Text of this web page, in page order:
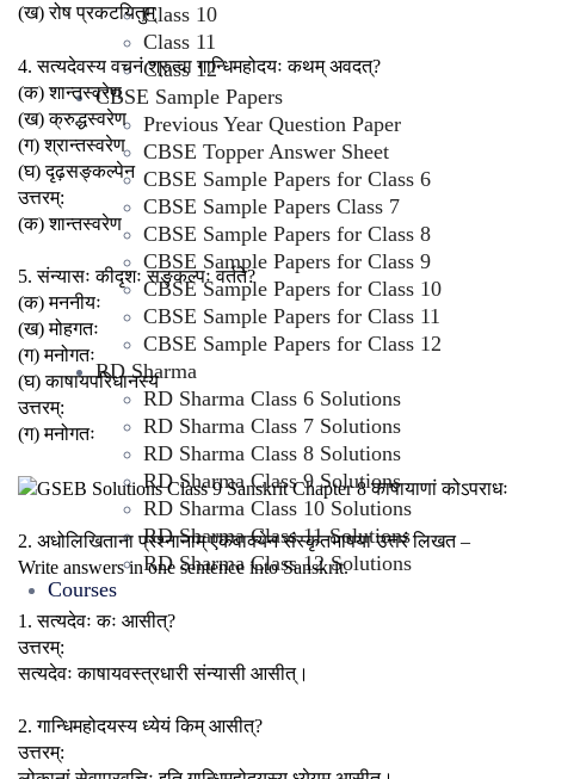
Class 10
Class 11
Class 12
CBSE Sample Papers
Previous Year Question Paper
CBSE Topper Answer Sheet
CBSE Sample Papers for Class 6
CBSE Sample Papers Class 7
CBSE Sample Papers for Class 8
CBSE Sample Papers for Class 9
CBSE Sample Papers for Class 10
CBSE Sample Papers for Class 11
CBSE Sample Papers for Class 12
RD Sharma
RD Sharma Class 6 Solutions
RD Sharma Class 7 Solutions
RD Sharma Class 8 Solutions
RD Sharma Class 9 Solutions
RD Sharma Class 10 Solutions
RD Sharma Class 11 Solutions
RD Sharma Class 12 Solutions
Courses
(ख) रोष प्रकटयितुम्
4. सत्यदेवस्य वचनं श्रुत्वा गान्धिमहोदयः कथम् अवदत्?
(क) शान्तस्वरेण
(ख) क्रुद्धस्वरेण
(ग) श्रान्तस्वरेण
(घ) दृढ़सङ्कल्पेन
उत्तरम्:
(क) शान्तस्वरेण
5. संन्यासः कीदृशः सङ्कल्पः वर्तते?
(क) मननीयः
(ख) मोहगतः
(ग) मनोगतः
(घ) काषायपरिधानस्य
उत्तरम्:
(ग) मनोगतः
2. अधोलिखिताना प्रश्नानाम् एकवाक्येन संस्कृतभाषया उत्तरं लिखत –
Write answers in one sentence into Sanskrit.
1. सत्यदेवः कः आसीत्?
उत्तरम्:
सत्यदेवः काषायवस्त्रधारी संन्यासी आसीत्।
2. गान्धिमहोदयस्य ध्येयं किम् आसीत्?
उत्तरम्: